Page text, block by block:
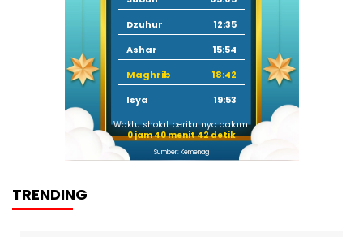
Dzuhur
12:35
Ashar
15:54
Maghrib
18:42
Isya
19:53
Waktu sholat berikutnya dalam:
0 jam 40 menit 42 detik
Sumber: Kemenag
TRENDING